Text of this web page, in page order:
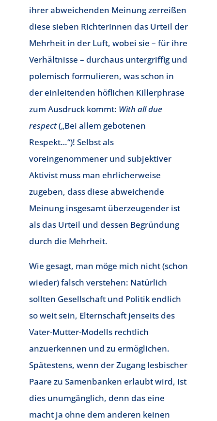
ihrer abweichenden Meinung zerreißen
diese sieben RichterInnen das Urteil der
Mehrheit in der Luft, wobei sie – für ihre
Verhältnisse – durchaus untergriffig und
polemisch formulieren, was schon in
der einleitenden höflichen Killerphrase
zum Ausdruck kommt: With all due
respect(„Bei allem gebotenen
Respekt…“)! Selbst als
voreingenommener und subjektiver
Aktivist muss man ehrlicherweise
zugeben, dass diese abweichende
Meinung insgesamt überzeugender ist
als das Urteil und dessen Begründung
durch die Mehrheit.
Wie gesagt, man möge mich nicht (schon
wieder) falsch verstehen: Natürlich
sollten Gesellschaft und Politik endlich
so weit sein, Elternschaft jenseits des
Vater-Mutter-Modells rechtlich
anzuerkennen und zu ermöglichen.
Spätestens, wenn der Zugang lesbischer
Paare zu Samenbanken erlaubt wird, ist
dies unumgänglich, denn das eine
macht ja ohne dem anderen keinen